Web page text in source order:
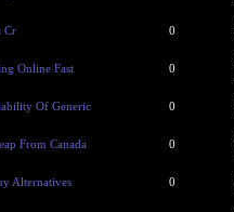
Cr 0
Online Fast 0
Of Generic 0
From Canada 0
Alternatives 0